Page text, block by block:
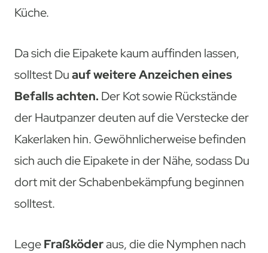
Küche.
Da sich die Eipakete kaum auffinden lassen,
solltest Duauf weitere Anzeichen eines
Befalls achten. Der Kot sowie Rückstände
der Hautpanzer deuten auf die Verstecke der
Kakerlaken hin. Gewöhnlicherweise befinden
sich auch die Eipakete in der Nähe, sodass Du
dort mit der Schabenbekämpfung beginnen
solltest.
LegeFraßköderaus, die die Nymphen nach